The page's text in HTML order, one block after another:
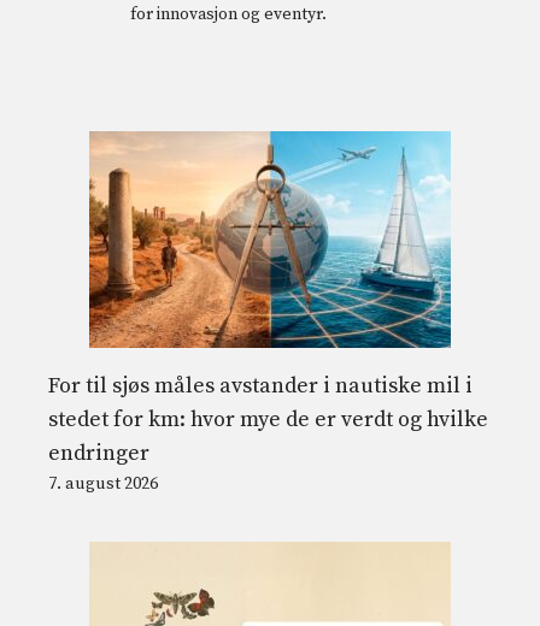
for innovasjon og eventyr.
For til sjøs måles avstander i nautiske mil i
stedet for km: hvor mye de er verdt og hvilke
endringer
7. august 2026